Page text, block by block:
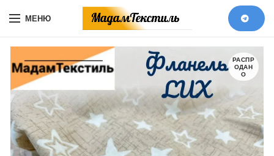
МЕНЮ
РАСПР
ОДАН
О